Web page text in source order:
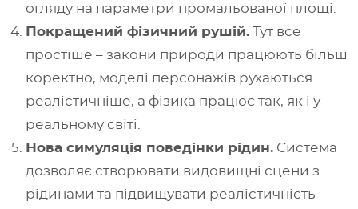
огляду на параметри промальованої площі.
Покращений фізичний рушій. Тут все
простіше – закони природи працюють більш
коректно, моделі персонажів рухаються
реалістичніше, а фізика працює так, як і у
реальному світі.
Нова симуляція поведінки рідин. Система
дозволяє створювати видовищні сцени з
рідинами та підвищувати реалістичність